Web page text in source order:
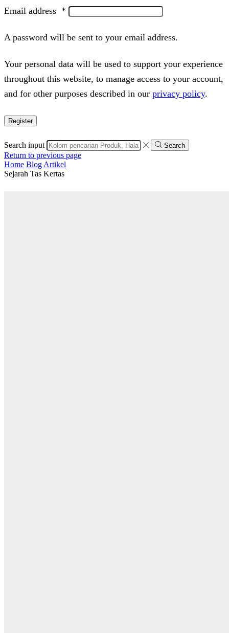
Email address *
A password will be sent to your email address.
Your personal data will be used to support your experience
throughout this website, to manage access to your account,
and for other purposes described in our privacy policy.
Register
Search input Search
Return to previous page
Home Blog Artikel
Sejarah Tas Kertas